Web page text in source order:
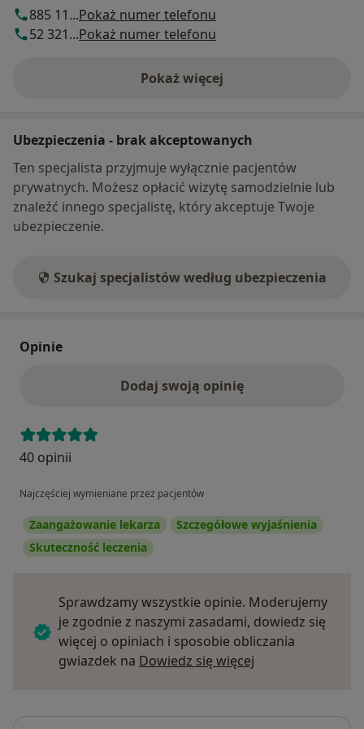
885 11...Pokaż numer telefonu
52 321...Pokaż numer telefonu
Pokaż więcej
o adresie
Ubezpieczenia - brak akceptowanych
Ten specjalista przyjmuje wyłącznie pacjentów
prywatnych. Możesz opłacić wizytę samodzielnie lub
znaleźć innego specjalistę, który akceptuje Twoje
ubezpieczenie.
Szukaj specjalistów według ubezpieczenia
Opinie
Dodaj swoją opinię
40 opinii
Najczęściej wymieniane przez pacjentów
Zaangażowanie lekarza
Szczegółowe wyjaśnienia
Skuteczność leczenia
Sprawdzamy wszystkie opinie. Moderujemy
je zgodnie z naszymi zasadami, dowiedz się
więcej o opiniach i sposobie obliczania
gwiazdek na Dowiedz się więcej